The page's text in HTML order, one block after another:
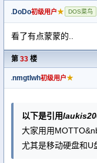
DoDo初级用户★ DOS菜鸟
看了有点蒙蒙的..
第 33 楼
nmgtlwh初级用户★
以下是引用
大家用用
尤其是移动硬盘和U